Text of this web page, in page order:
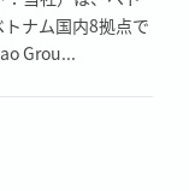
ナム国内8拠点で
Grou...